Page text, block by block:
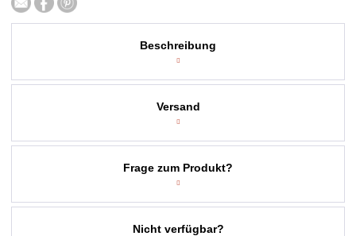
Beschreibung
Frage zum Produkt?
Versand
Nicht verfügbar?